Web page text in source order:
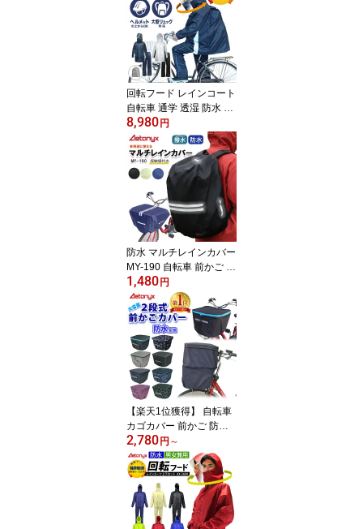
ュ 膝濡れない 女の子 男
の子 男女兼用 レインウ
ェア ロング リュックを
背負ったまま 通学 通勤
学生 カッパ 公式 アエト
ニクス ミヤコート
回転フード レインコート
自転車 通学 透湿 防水 カ
ッパ レインウェア 上下
セット リュック対応 AX-
95 大きいサイズ 男女兼
用 軽量 メッシュ 高校生
メンズ レディース セパ
レート 通勤 ジュニア 15
0 160 耐水圧10000 学生
用 公式 アエトニクス ミ
ヤコート
8,980円
防水 マルチレインカバー
MY-190 自転車 前かご 後
かご カゴカバー レイン
カバー かぶせる 多用途
かばん リュック バッグ
荷物 大きい 雨の日 雨除
け 撥水 シンプル 学生 通
学 反射帯 ax AETONYX
恐竜 公式 アエトニクス
1,480円
【楽天1位獲得】 自転車
カゴカバー 前かご 防水
止水ファスナー 容量アッ
プ 二段式 自転車 前カゴ
カバー MY-165 レインカ
バー 大きい レイングッ
ズ 通学 反射帯 雨 パナソ
ニック 電動自転車 ビ
2,780円 ～